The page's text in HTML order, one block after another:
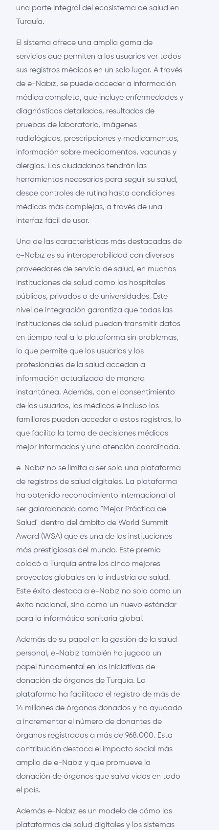
una parte integral del ecosistema de salud en
Turquía.
El sistema ofrece una amplia gama de
servicios que permiten a los usuarios ver todos
sus registros médicos en un solo lugar. A través
de e-Nabız, se puede acceder a información
médica completa, que incluye enfermedades y
diagnósticos detallados, resultados de
pruebas de laboratorio, imágenes
radiológicas, prescripciones y medicamentos,
información sobre medicamentos, vacunas y
alergias. Los ciudadanos tendrán las
herramientas necesarias para seguir su salud,
desde controles de rutina hasta condiciones
médicas más complejas, a través de una
interfaz fácil de usar.
Una de las características más destacadas de
e-Nabız es su interoperabilidad con diversos
proveedores de servicio de salud, en muchas
instituciones de salud como los hospitales
públicos, privados o de universidades. Este
nivel de integración garantiza que todas las
instituciones de salud puedan transmitir datos
en tiempo real a la plataforma sin problemas,
lo que permite que los usuarios y los
profesionales de la salud accedan a
información actualizada de manera
instantánea. Además, con el consentimiento
de los usuarios, los médicos e incluso los
familiares pueden acceder a estos registros, lo
que facilita la toma de decisiones médicas
mejor informadas y una atención coordinada.
e-Nabız no se limita a ser solo una plataforma
de registros de salud digitales. La plataforma
ha obtenido reconocimiento internacional al
ser galardonada como "Mejor Práctica de
Salud" dentro del ámbito de World Summit
Award (WSA) que es una de las instituciones
más prestigiosas del mundo. Este premio
colocó a Turquía entre los cinco mejores
proyectos globales en la industria de salud.
Este éxito destaca a e-Nabız no solo como un
éxito nacional, sino como un nuevo estándar
para la informática sanitaria global.
Además de su papel en la gestión de la salud
personal, e-Nabız también ha jugado un
papel fundamental en las iniciativas de
donación de órganos de Turquía. La
plataforma ha facilitado el registro de más de
14 millones de órganos donados y ha ayudado
a incrementar el número de donantes de
órganos registrados a más de 968.000. Esta
contribución destaca el impacto social más
amplio de e-Nabız y que promueve la
donación de órganos que salva vidas en todo
el país.
Además e-Nabız es un modelo de cómo las
plataformas de salud digitales y los sistemas